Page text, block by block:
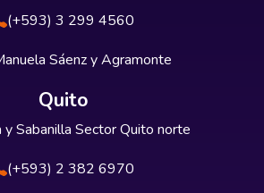
(+593) 3 299 4560
Sáenz y Agramonte
Quito
y Sabanilla Sector Quito norte
(+593) 2 382 6970